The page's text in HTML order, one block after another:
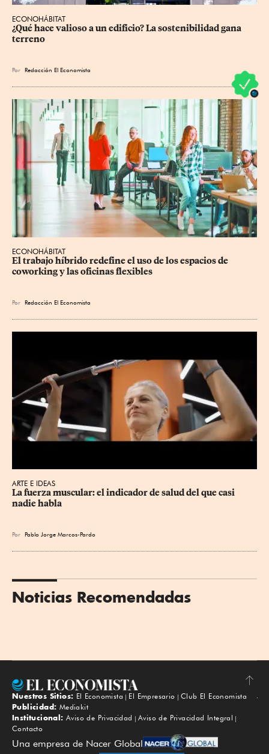
ECONOHÁBITAT
¿Qué hace valioso a un edificio? La sostenibilidad gana
terreno
Por Redacción El Economista
ECONOHÁBITAT
El trabajo híbrido redefine el uso de los espacios de
coworking y las oficinas flexibles
Por Redacción El Economista
ARTE E IDEAS
La fuerza muscular: el indicador de salud del que casi
nadie habla
Por Pablo Jorge Marcos-Pardo
Noticias Recomendadas
Subir
Nuestros Sitios: El Economista El Empresario
Club El Economista
Publicidad: Mediakit
Institucional: Aviso de Privacidad
Aviso de Privacidad Integral
Contacto
Una empresa de Nacer Global